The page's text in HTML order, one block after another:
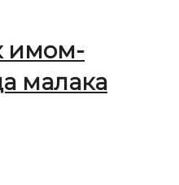
имом-
малака